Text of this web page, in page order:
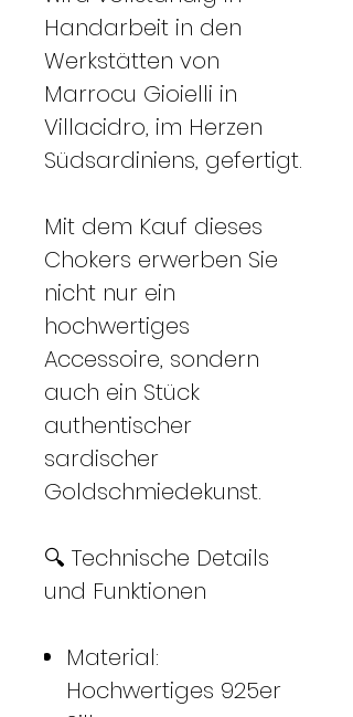
Handarbeit in den
Werkstätten von
Marrocu Gioielli in
Villacidro, im Herzen
Südsardiniens, gefertigt.
Mit dem Kauf dieses
Chokers erwerben Sie
nicht nur ein
hochwertiges
Accessoire, sondern
auch ein Stück
authentischer
sardischer
Goldschmiedekunst.
🔍 Technische Details
und Funktionen
Material:
Hochwertiges 925er